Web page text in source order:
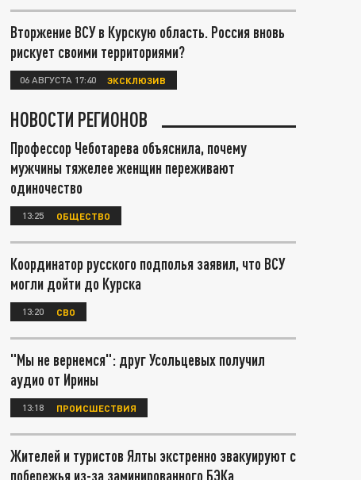
Вторжение ВСУ в Курскую область. Россия вновь
рискует своими территориями?
06 АВГУСТА 17:40 ЭКСКЛЮЗИВ
НОВОСТИ РЕГИОНОВ
Профессор Чеботарева объяснила, почему
мужчины тяжелее женщин переживают
одиночество
13:25 ОБЩЕСТВО
Координатор русского подполья заявил, что ВСУ
могли дойти до Курска
13:20 СВО
"Мы не вернемся": друг Усольцевых получил
аудио от Ирины
13:18 ПРОИСШЕСТВИЯ
Жителей и туристов Ялты экстренно эвакуируют с
побережья из-за заминированного БЭКа